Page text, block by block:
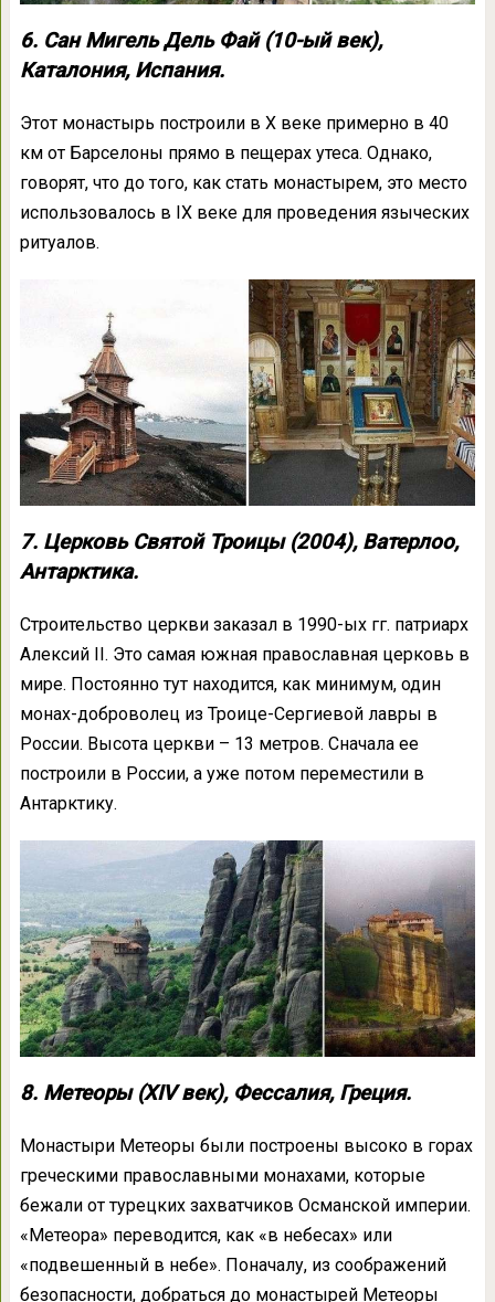
6. Сан Мигель Дель Фай (10-ый век),
Каталония, Испания.
Этот монастырь построили в Х веке примерно в 40
км от Барселоны прямо в пещерах утеса. Однако,
говорят, что до того, как стать монастырем, это место
использовалось в IX веке для проведения языческих
ритуалов.
7. Церковь Святой Троицы (2004), Ватерлоо,
Антарктика.
Строительство церкви заказал в 1990-ых гг. патриарх
Алексий II. Это самая южная православная церковь в
мире. Постоянно тут находится, как минимум, один
монах-доброволец из Троице-Сергиевой лавры в
России. Высота церкви – 13 метров. Сначала ее
построили в России, а уже потом переместили в
Антарктику.
8. Метеоры (XIV век), Фессалия, Греция.
Монастыри Метеоры были построены высоко в горах
греческими православными монахами, которые
бежали от турецких захватчиков Османской империи.
«Метеора» переводится, как «в небесах» или
«подвешенный в небе». Поначалу, из соображений
безопасности, добраться до монастырей Метеоры